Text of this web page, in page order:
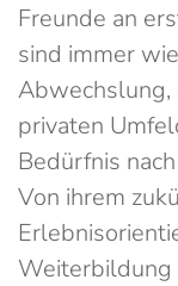
Freunde an
sind immer
Abwechslung,
privaten
Bedürfnis
Von ihrem
Weiterbildung